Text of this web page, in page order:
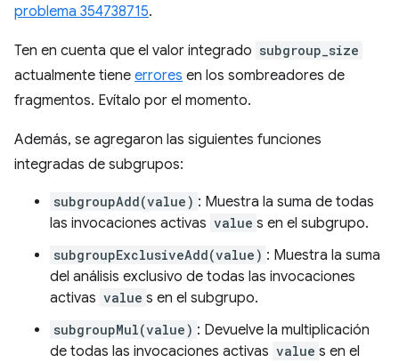
problema 354738715.
Ten en cuenta que el valor integrado subgroup_size
actualmente tiene errores en los sombreadores de
fragmentos. Evítalo por el momento.
Además, se agregaron las siguientes funciones
integradas de subgrupos:
subgroupAdd(value) : Muestra la suma de todas
las invocaciones activas value s en el subgrupo.
subgroupExclusiveAdd(value) : Muestra la suma
del análisis exclusivo de todas las invocaciones
activas value s en el subgrupo.
subgroupMul(value) : Devuelve la multiplicación
de todas las invocaciones activas value s en el